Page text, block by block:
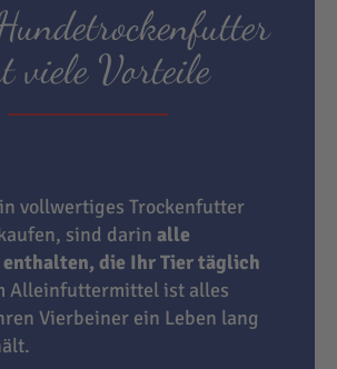
viele Vorteile
vollwertiges Trockenfutter
sind darin alle
die Ihr Tier täglich
Alleinfuttermittel ist alles
Vierbeiner ein Leben lang